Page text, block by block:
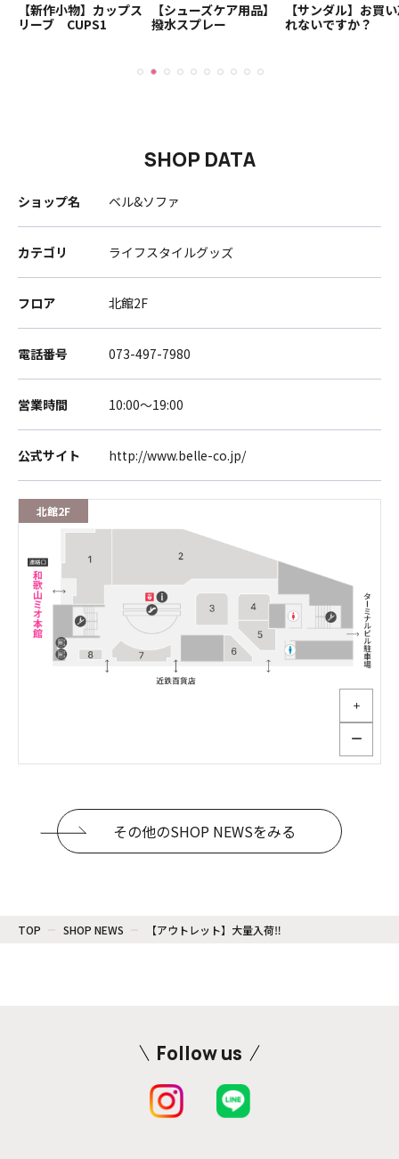
【新作小物】カップス
リーブ CUPS1
【シューズケア用品】
撥水スプレー
【サンダル】お買
れないですか？
SHOP DATA
ショップ名 ベル&ソファ
カテゴリ ライフスタイルグッズ
フロア 北館2F
電話番号 073-497-7980
営業時間 10:00～19:00
公式サイト http://www.belle-co.jp/
北館2F
＋
ー
その他のSHOP NEWSをみる
TOP SHOP NEWS 【アウトレット】大量入荷‼
Follow us